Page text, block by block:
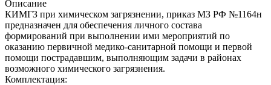
Описание
КИМГЗ при химическом загрязнении, приказ МЗ РФ №1164н
предназначен для обеспечения личного состава
формирований при выполнении ими мероприятий по
оказанию первичной медико-санитарной помощи и первой
помощи пострадавшим, выполняющим задачи в районах
возможного химического загрязнения.
Комплектация: